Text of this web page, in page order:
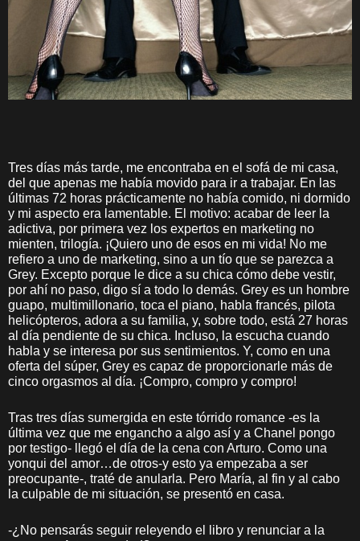
Tres días más tarde, me encontraba en el sofá de mi casa,
del que apenas me había movido para ir a trabajar. En las
últimas 72 horas prácticamente no había comido, ni dormido
y mi aspecto era lamentable. El motivo: acabar de leer la
adictiva, por primera vez los expertos en marketing no
mienten, trilogía. ¡Quiero uno de esos en mi vida! No me
refiero a uno de marketing, sino a un tío que se parezca a
Grey. Excepto porque le dice a su chica cómo debe vestir,
por ahí no paso, digo sí a todo lo demás. Grey es un hombre
guapo, multimillonario, toca el piano, habla francés, pilota
helicópteros, adora a su familia, y, sobre todo, está 27 horas
al día pendiente de su chica. Incluso, la escucha cuando
habla y se interesa por sus sentimientos. Y, como en una
oferta del súper, Grey es capaz de proporcionarle más de
cinco orgasmos al día. ¡Compro, compro y compro!
Tras tres días sumergida en este tórrido romance -es la
última vez que me engancho a algo así y a Chanel pongo
por testigo- llegó el día de la cena con Arturo. Como una
yonqui del amor…de otros-y esto ya empezaba a ser
preocupante-, traté de anularla. Pero María, al fin y al cabo
la culpable de mi situación, se presentó en casa.
-¿No pensarás seguir releyendo el libro y renunciar a la